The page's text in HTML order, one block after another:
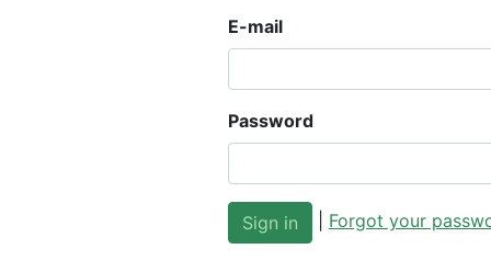
E-mail
Password
Forgot your